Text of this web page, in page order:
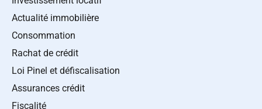
Actualité immobilière
Consommation
Rachat de crédit
Loi Pinel et défiscalisation
Assurances crédit
Fiscalité